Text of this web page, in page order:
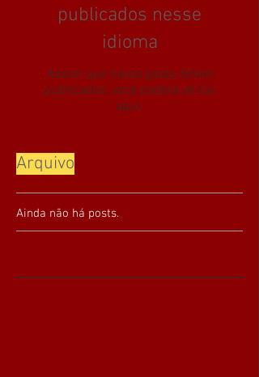
publicados nesse
idioma
Assim que novos posts forem
publicados, você poderá vê-los
aqui.
Arquivo
Ainda não há posts.